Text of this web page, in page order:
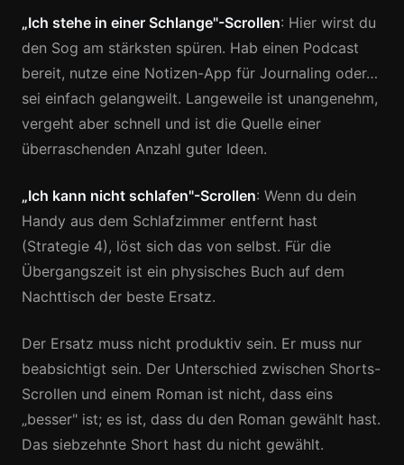
„Ich stehe in einer Schlange"-Scrollen: Hier wirst du
den Sog am stärksten spüren. Hab einen Podcast
bereit, nutze eine Notizen-App für Journaling oder…
sei einfach gelangweilt. Langeweile ist unangenehm,
vergeht aber schnell und ist die Quelle einer
überraschenden Anzahl guter Ideen.
„Ich kann nicht schlafen"-Scrollen: Wenn du dein
Handy aus dem Schlafzimmer entfernt hast
(Strategie 4), löst sich das von selbst. Für die
Übergangszeit ist ein physisches Buch auf dem
Nachttisch der beste Ersatz.
Der Ersatz muss nicht produktiv sein. Er muss nur
beabsichtigt sein. Der Unterschied zwischen Shorts-
Scrollen und einem Roman ist nicht, dass eins
„besser" ist; es ist, dass du den Roman gewählt hast.
Das siebzehnte Short hast du nicht gewählt.